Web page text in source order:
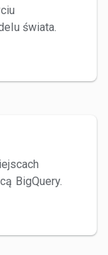
świata.
BigQuery.